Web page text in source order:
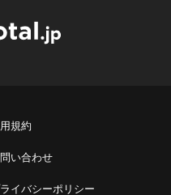
規約
い合わせ
イバシーポリシー